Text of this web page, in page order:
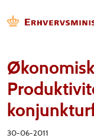
30-06-2011